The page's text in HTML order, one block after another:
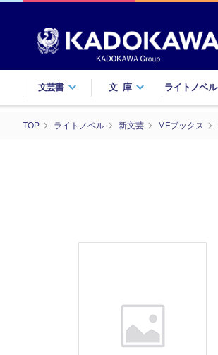
文芸書 文庫 ライトノベル
TOP ライトノベル 新文芸 MFブックス